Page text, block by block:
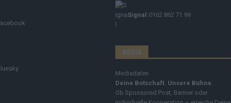
Signal:0162 862 71 99
MEDIA
Mediadaten
Deine Botschaft. Unsere Bühne.
Ob Sponsored Post, Banner oder